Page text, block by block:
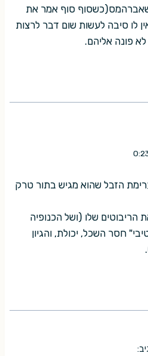
סוף אמר את
לו סיבה לעשות שום דבר לרצות
פונה אליהם.
הזבל שהוא מגיש בתור טרק
שלו (ושל הכנופיה
חסר השכל, יכולת, והגיון